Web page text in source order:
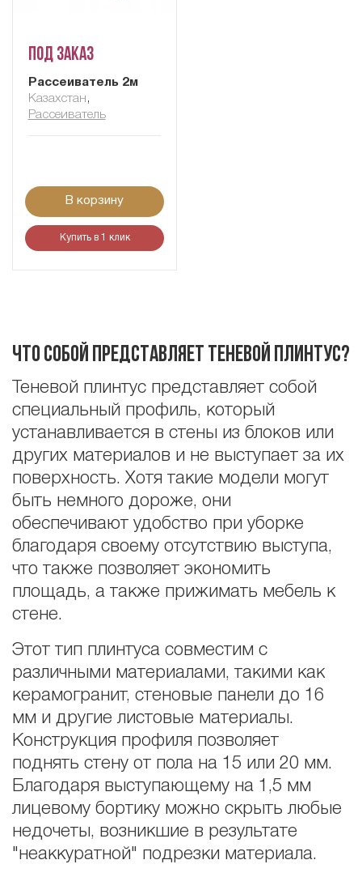
Под заказ
Рассеиватель 2м
Казахстан ,
Рассеиватель
В корзину
Купить в 1 клик
Что собой представляет теневой плинтус?
Теневой плинтус представляет собой
специальный профиль, который
устанавливается в стены из блоков или
других материалов и не выступает за их
поверхность. Хотя такие модели могут
быть немного дороже, они
обеспечивают удобство при уборке
благодаря своему отсутствию выступа,
что также позволяет экономить
площадь, а также прижимать мебель к
стене.
Этот тип плинтуса совместим с
различными материалами, такими как
керамогранит, стеновые панели до 16
мм и другие листовые материалы.
Конструкция профиля позволяет
поднять стену от пола на 15 или 20 мм.
Благодаря выступающему на 1,5 мм
лицевому бортику можно скрыть любые
недочеты, возникшие в результате
"неаккуратной" подрезки материала.